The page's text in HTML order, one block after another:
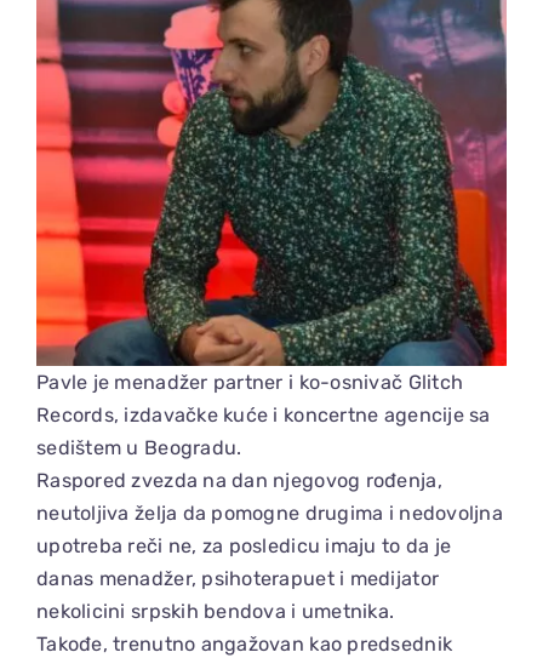
Pavle je menadžer partner i ko-osnivač Glitch
Records, izdavačke kuće i koncertne agencije sa
sedištem u Beogradu.
Raspored zvezda na dan njegovog rođenja,
neutoljiva želja da pomogne drugima i nedovoljna
upotreba reči ne, za posledicu imaju to da je
danas menadžer, psihoterapuet i medijator
nekolicini srpskih bendova i umetnika.
Takođe, trenutno angažovan kao predsednik